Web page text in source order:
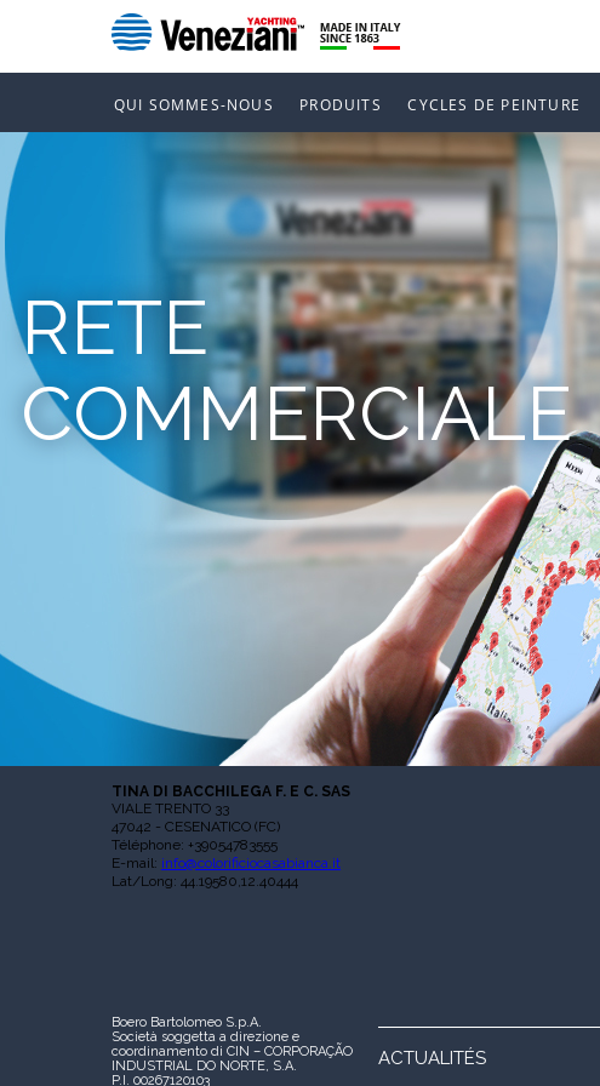
QUI SOMMES-NOUS PRODUITS CYCLES DE PEINTURE
RETE
COMMERCIALE
TINA DI BACCHILEGA F. E C. SAS
VIALE TRENTO 33
47042 - CESENATICO (FC)
Téléphone: +39054783555
E-mail: info@colorificiocasabianca.it
Lat/Long: 44.19580,12.40444
Boero Bartolomeo S.p.A.
Società soggetta a direzione e
coordinamento di CIN – CORPORAÇÃO
INDUSTRIAL DO NORTE, S.A.
P.I. 00267120103
ACTUALITÉS